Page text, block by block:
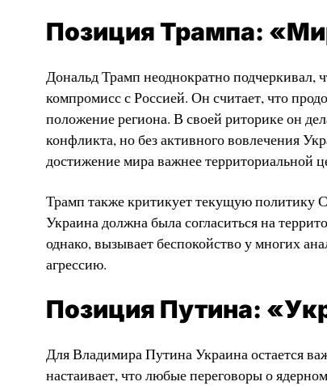
Позиция Трампа:
Дональд Трамп неоднократно подчеркивал,
компромисс с Россией. Он считает, что
положение региона. В своей риторике он
конфликта, но без активного вовлечения
достижение мира важнее территориальной
Трамп также критикует текущую политику
Украина должна была согласиться на
однако, вызывает беспокойство у многих
агрессию.
Позиция Путина:
Для Владимира Путина Украина остается
настаивает, что любые переговоры о